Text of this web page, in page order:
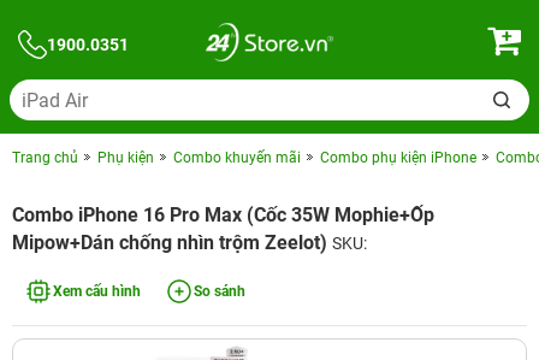
1900.0351
Trang chủ Phụ kiện Combo khuyến mãi Combo phụ kiện iPhone
Combo iPhone 16 Pro Max (Cốc 35W Mophie+Ốp
Mipow+Dán chống nhìn trộm Zeelot) SKU:
Xem cấu hình So sánh